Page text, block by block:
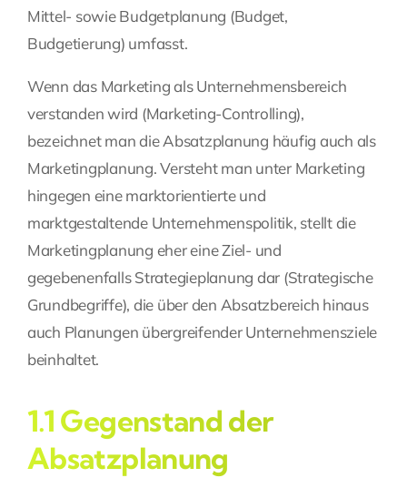
Mittel- sowie Budgetplanung (Budget,
Budgetierung) umfasst.
Wenn das Marketing als Unternehmensbereich
verstanden wird (Marketing-Controlling),
bezeichnet man die Absatzplanung häufig auch als
Marketingplanung. Versteht man unter Marketing
hingegen eine marktorientierte und
marktgestaltende Unternehmenspolitik, stellt die
Marketingplanung eher eine Ziel- und
gegebenenfalls Strategieplanung dar (Strategische
Grundbegriffe), die über den Absatzbereich hinaus
auch Planungen übergreifender Unternehmensziele
beinhaltet.
1.1 Gegenstand der
Absatzplanung